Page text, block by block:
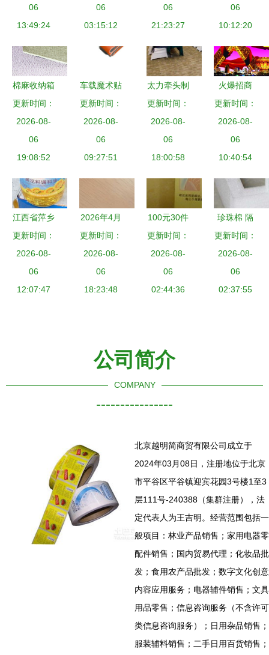
温州市日用
杂品公司发
06
13:49:24
升生活品质
06
03:15:12
耐高温茶具
选购推荐
06
21:23:27
生活中的巧
妙搭配
06
10:12:20
棉麻收纳箱
日用杂品中
的自然美学
与实用智慧
更新时间：
2026-08-
06
19:08:52
车载魔术贴
杂物固定绑
带 解锁后
备箱空间，
有格有效
更新时间：
2026-08-
06
09:27:51
太力牵头制
定《日用真
空吸盘类产
品通用技术
要求》国家
杂品行业的
新里程碑
更新时间：
2026-08-
06
18:00:58
火爆招商
日用杂品行
业的黄金机
遇
更新时间：
2026-08-
06
10:40:54
江西省萍乡
市隆盛昌商
贸公司网站
——日用杂
品的品质保
更新时间：
2026-08-
06
12:07:47
2026年4月
更新｜如何
选择一家可
靠的硅胶制
品服务商
更新时间：
2026-08-
06
18:23:48
100元30件
日用品，杂
七杂八一堆
好划算！
更新时间：
2026-08-
06
02:44:36
珍珠棉 隔
热与日用杂
品的全能明
星材料
更新时间：
2026-08-
06
02:37:55
公司简介
COMPANY
----------------
北京越明简商贸有限公司成立于
2024年03月08日，注册地位于北京
市平谷区平谷镇迎宾花园3号楼1至3
层111号-240388（集群注册），法
定代表人为王吉明。经营范围包括一
般项目：林业产品销售；家用电器零
配件销售；国内贸易代理；化妆品批
发；食用农产品批发；数字文化创意
内容应用服务；电器辅件销售；文具
用品零售；信息咨询服务（不含许可
类信息咨询服务）；日用杂品销售；
服装辅料销售；二手日用百货销售；